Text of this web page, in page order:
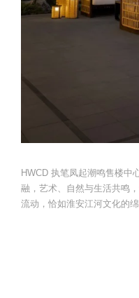
HWCD 执笔凤起潮鸣售楼中
融，艺术、自然与生活共鸣
流动，恰如淮安江河文化的绵